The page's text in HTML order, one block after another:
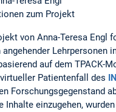
zum Projekt
von Anna-Teresa Engl
Lehrpersonen
auf dem TPACK-
Patientenfall des
Forschungsgegenstand
Inhalte einzugehen,